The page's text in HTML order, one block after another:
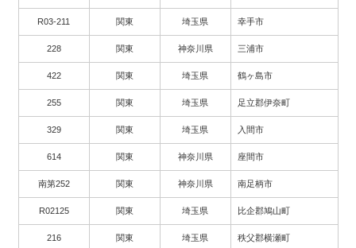
R03-211 関東 埼玉県 幸手市
228 関東 神奈川県 三浦市
422 関東 埼玉県 鶴ヶ島市
255 関東 埼玉県 足立郡伊奈町
329 関東 埼玉県 入間市
614 関東 神奈川県 座間市
南第252 関東 神奈川県 南足柄市
R02125 関東 埼玉県 比企郡鳩山町
216 関東 埼玉県 秩父郡横瀬町